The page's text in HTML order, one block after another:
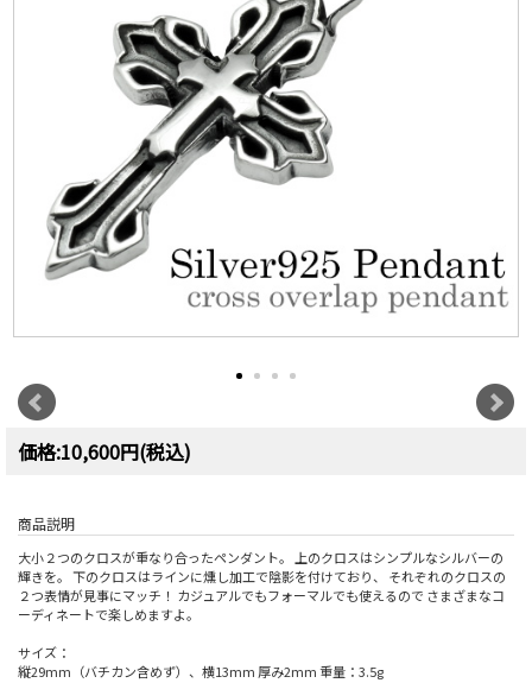
価格:10,600円(税込)
商品説明
大小２つのクロスが重なり合ったペンダント。 上のクロスはシンプルなシルバーの
輝きを。 下のクロスはラインに燻し加工で陰影を付けており、 それぞれのクロスの
２つ表情が見事にマッチ！ カジュアルでもフォーマルでも使えるので さまざまなコ
ーディネートで楽しめますよ。
サイズ：
縦29mm（バチカン含めず）、横13mm 厚み2mm 重量：3.5g